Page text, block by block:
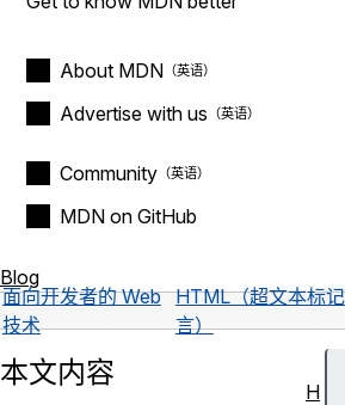
About MDN
Advertise with us
Community
MDN on GitHub
Blog
面向开发者的 Web
技术
HTML（超文本标
言）
本文内容
H